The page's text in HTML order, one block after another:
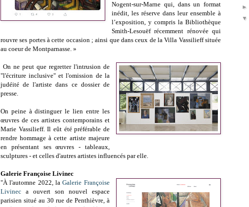
Nogent-sur-Marne qui, dans un format
inédit, les réserve dans leur ensemble à
l’exposition, y compris la Bibliothèque
Smith-Lesouëf récemment rénovée qui
rouvre ses portes à cette occasion ; ainsi que dans ceux de la Villa Vassilieff située
au coeur de Montparnasse. »
On ne peut que regretter l'intrusion de
"l'écriture inclusive" et l'omission de la
judéité de l'artiste dans ce dossier de
presse.
On peine à distinguer le lien entre les
œuvres de ces artistes contemporains et
Marie Vassilieff. Il eût été préférable de
rendre hommage à cette artiste majeure
en présentant ses œuvres - tableaux,
sculptures - et celles d'autres artistes influencés par elle.
Galerie Françoise Livinec
"À l'automne 2022, laGalerie Françoise
Livinec a ouvert son nouvel espace
parisien situé au 30 rue de Penthièvre, à
►
▼